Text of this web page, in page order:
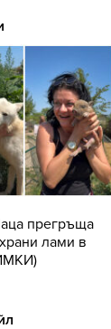
прегръща
лами в